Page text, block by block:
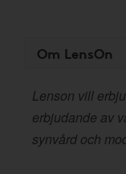
Om LensOn
Lenson vill
erbjudande av
synvård och